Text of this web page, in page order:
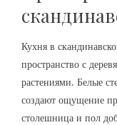
Кухня в
пространство с
растениями. Белые
создают ощущение
столешница и пол